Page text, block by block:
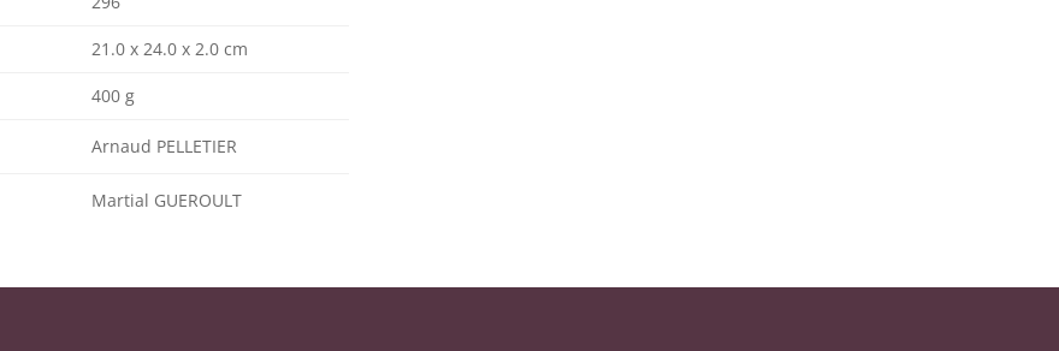
21.0 x 24.0 x 2.0 cm
400 g
Arnaud PELLETIER
Martial GUEROULT